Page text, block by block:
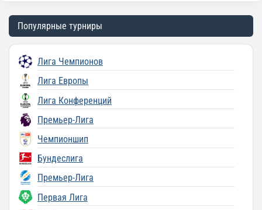
Популярные турниры
Лига Чемпионов
Лига Европы
Лига Конференций
Премьер-Лига
Чемпионшип
Бундеслига
Премьер-Лига
Первая Лига